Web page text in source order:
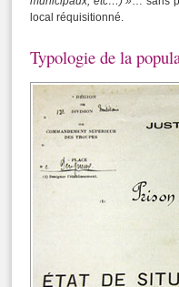
local réquisitionné.
Typologie de la